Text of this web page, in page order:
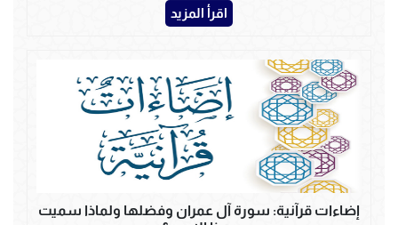
اقرأ المزيد
إضاءات قرآنية: سورة آل عمران وفضلها ولماذا سميت